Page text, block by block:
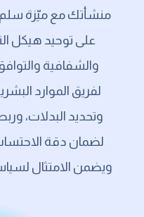
على توحيد هيكل
والشفافية
لفريق الموارد
وتحديد البدلات،
لضمان دقة
ويضمن الامتثال